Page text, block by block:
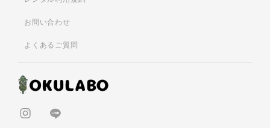
お問い合わせ
よくあるご質問